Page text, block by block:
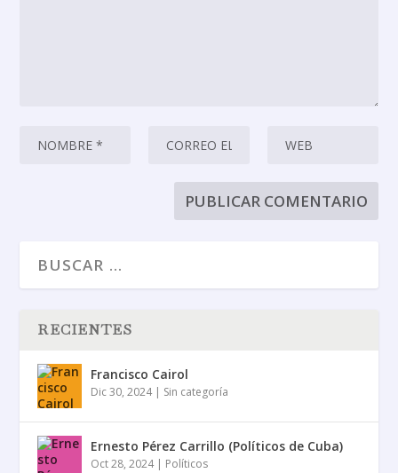
RECIENTES
Francisco Cairol
Dic 30, 2024| Sin categoría
Ernesto Pérez Carrillo (Políticos de Cuba)
Oct 28, 2024| Políticos